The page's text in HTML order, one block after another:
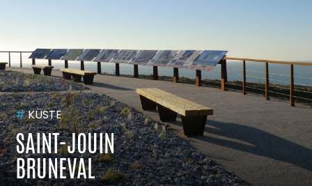
#KÜSTE
SAINT-JOUIN
BRUNEVAL